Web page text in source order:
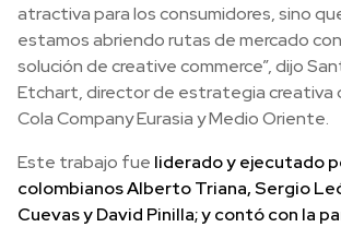
atractiva para los consumidores, sino
estamos abriendo rutas de mercado
solución de creative commerce”, dijo
Etchart, director de estrategia creativa
Cola Company Eurasia y Medio Oriente.
Este trabajo fue liderado y ejecutado
colombianos Alberto Triana, Sergio
Cuevas y David Pinilla; y contó con la